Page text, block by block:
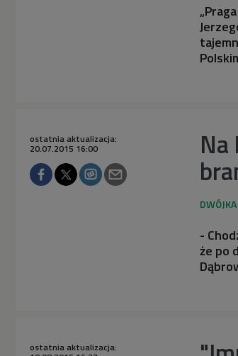
Na
ostatnia aktualizacja:
20.07.2015 16:00
-
że po
ostatnia aktualizacja: